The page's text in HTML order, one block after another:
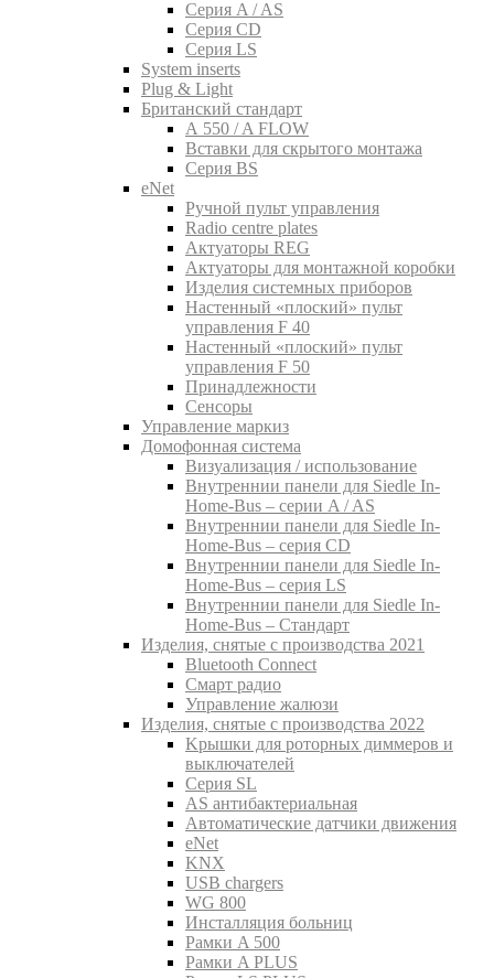
Серия A / AS
Серия CD
Серия LS
System inserts
Plug & Light
Британский стандарт
A 550 / A FLOW
Вставки для скрытого монтажа
Серия BS
eNet
Pучной пульт управления
Radio centre plates
Актуаторы REG
Актуаторы для монтажной коробки
Изделия системных приборов
Настенный «плоский» пульт
управления F 40
Настенный «плоский» пульт
управления F 50
Принадлежности
Сенсоры
Управление маркиз
Домофонная система
Визуализация / использование
Внутреннии панели для Siedle In-
Home-Bus – серии A / AS
Внутреннии панели для Siedle In-
Home-Bus – серия CD
Внутреннии панели для Siedle In-
Home-Bus – серия LS
Внутреннии панели для Siedle In-
Home-Bus – Стандарт
Изделия, снятые с производства 2021
Bluetooth Connect
Смарт радио
Управление жалюзи
Изделия, снятые с производства 2022
Kрышки для роторных диммеров и
выключателей
Серия SL
AS антибактериальная
Aвтоматические датчики движения
eNet
KNX
USB chargers
WG 800
Инсталляция больниц
Рамки A 500
Рамки A PLUS